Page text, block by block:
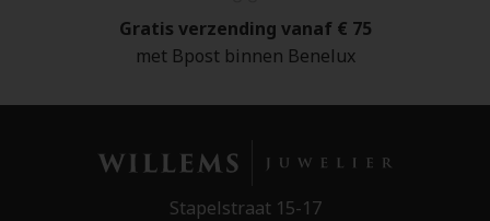
Gratis verzending vanaf € 75
met Bpost binnen Benelux
Stapelstraat 15-17